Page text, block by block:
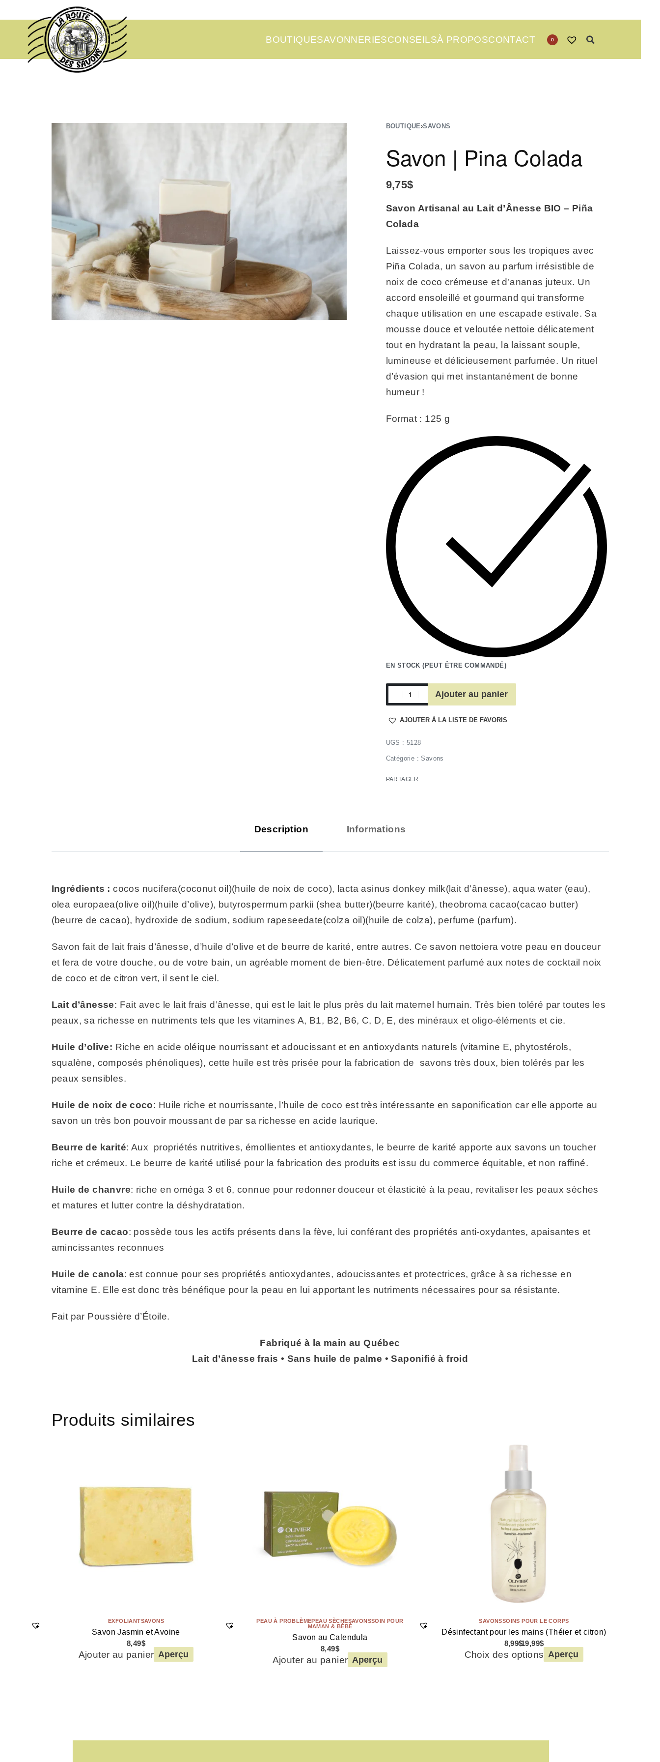
BOUTIQUESAVONNERIESCONSEILSÀ PROPOSCONTACT 0
BOUTIQUE›SAVONS
Savon | Pina Colada
9,75$
Savon Artisanal au Lait d’Ânesse BIO – Piña
Colada
Laissez-vous emporter sous les tropiques avec
Piña Colada, un savon au parfum irrésistible de
noix de coco crémeuse et d’ananas juteux. Un
accord ensoleillé et gourmand qui transforme
chaque utilisation en une escapade estivale. Sa
mousse douce et veloutée nettoie délicatement
tout en hydratant la peau, la laissant souple,
lumineuse et délicieusement parfumée. Un rituel
d’évasion qui met instantanément de bonne
humeur !
Format : 125 g
EN STOCK (PEUT ÊTRE COMMANDÉ)
Ajouter au panier
AJOUTER À LA LISTE DE FAVORIS
5128
Catégorie :Savons
PARTAGER
Description Informations
Ingrédients : cocos nucifera(coconut oil)(huile de noix de coco), lacta asinus donkey milk(lait d’ânesse), aqua water (eau),
olea europaea(olive oil)(huile d’olive), butyrospermum parkii (shea butter)(beurre karité), theobroma cacao(cacao butter)
(beurre de cacao), hydroxide de sodium, sodium rapeseedate(colza oil)(huile de colza), perfume (parfum).
Savon fait de lait frais d’ânesse, d’huile d’olive et de beurre de karité, entre autres. Ce savon nettoiera votre peau en douceur
et fera de votre douche, ou de votre bain, un agréable moment de bien-être. Délicatement parfumé aux notes de cocktail noix
de coco et de citron vert, il sent le ciel.
Lait d’ânesse: Fait avec le lait frais d’ânesse, qui est le lait le plus près du lait maternel humain. Très bien toléré par toutes les
peaux, sa richesse en nutriments tels que les vitamines A, B1, B2, B6, C, D, E, des minéraux et oligo-éléments et cie.
Huile d’olive: Riche en acide oléique nourrissant et adoucissant et en antioxydants naturels (vitamine E, phytostérols,
squalène, composés phénoliques), cette huile est très prisée pour la fabrication de savons très doux, bien tolérés par les
peaux sensibles.
Huile de noix de coco: Huile riche et nourrissante, l’huile de coco est très intéressante en saponification car elle apporte au
savon un très bon pouvoir moussant de par sa richesse en acide laurique.
Beurre de karité: Aux propriétés nutritives, émollientes et antioxydantes, le beurre de karité apporte aux savons un toucher
riche et crémeux. Le beurre de karité utilisé pour la fabrication des produits est issu du commerce équitable, et non raffiné.
Huile de chanvre: riche en oméga 3 et 6, connue pour redonner douceur et élasticité à la peau, revitaliser les peaux sèches
et matures et lutter contre la déshydratation.
Beurre de cacao: possède tous les actifs présents dans la fève, lui conférant des propriétés anti-oxydantes, apaisantes et
amincissantes reconnues
Huile de canola: est connue pour ses propriétés antioxydantes, adoucissantes et protectrices, grâce à sa richesse en
vitamine E. Elle est donc très bénéfique pour la peau en lui apportant les nutriments nécessaires pour sa résistante.
Fait par Poussière d’Étoile.
Fabriqué à la main au Québec
Lait d’ânesse frais • Sans huile de palme • Saponifié à froid
Produits similaires
EXFOLIANTSAVONS
Savon Jasmin et Avoine
8,49$
Ajouter au panier Aperçu
PEAU À PROBLÈMEPEAU SÈCHESAVONSSOIN POUR
MAMAN & BÉBÉ
Savon au Calendula
8,49$
Ajouter au panier Aperçu
SAVONSSOINS POUR LE CORPS
Désinfectant pour les mains (Théier et citron)
8,99$19,99$
Choix des options Aperçu